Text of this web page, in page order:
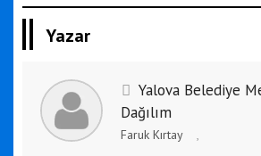
Yazar
Yalova Belediye
Dağılım
Faruk Kırtay ,